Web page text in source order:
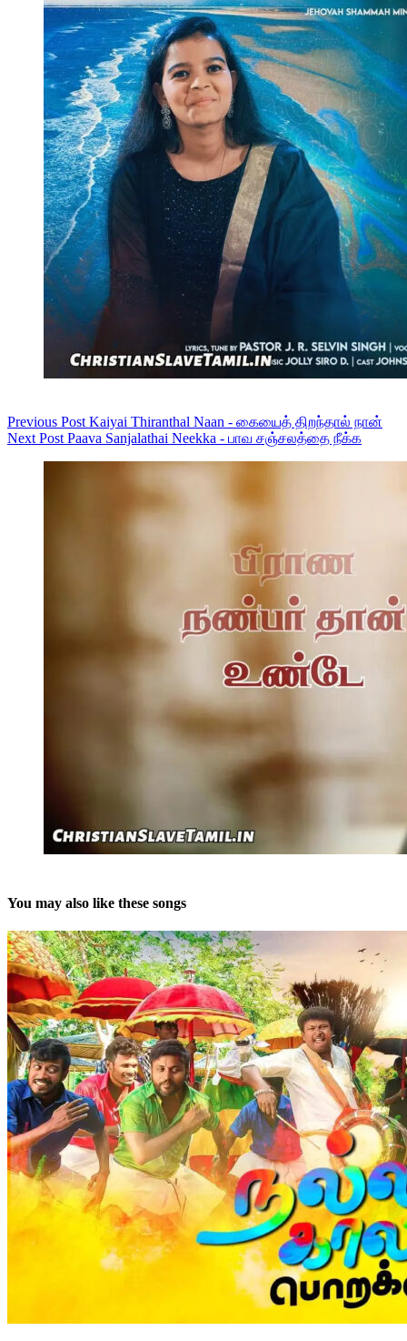
Previous Post Kaiyai Thiranthal Naan - கையைத் திறந்தால் நான்
Next Post Paava Sanjalathai Neekka - பாவ சஞ்சலத்தை நீக்க
You may also like these songs